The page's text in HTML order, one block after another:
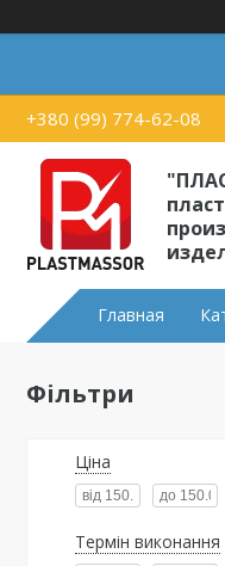
+380 (99) 774-62-08
Главная
Фільтри
Ціна
Термін виконання